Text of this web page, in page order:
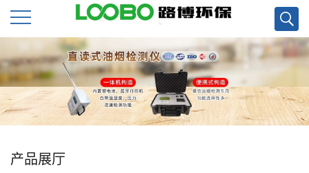
公
司
首
页
产品展厅